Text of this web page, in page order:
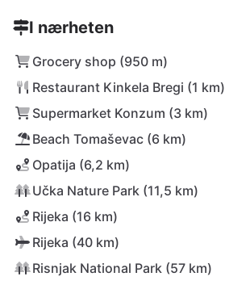
I nærheten
Grocery shop (950 m)
Restaurant Kinkela Bregi (1 km)
Supermarket Konzum (3 km)
Beach Tomaševac (6 km)
Opatija (6,2 km)
Učka Nature Park (11,5 km)
Rijeka (16 km)
Rijeka (40 km)
Risnjak National Park (57 km)